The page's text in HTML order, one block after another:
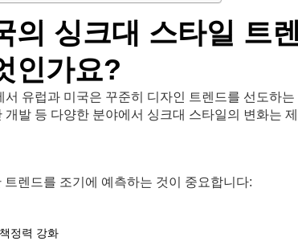
의 싱크대 스타일 트
인가요?
서 유럽과 미국은 꾸준히 디자인 트렌드를 선도하
개발 등 다양한 분야에서 싱크대 스타일의 변화는
트렌드를 조기에 예측하는 것이 중요합니다:
정력 강화